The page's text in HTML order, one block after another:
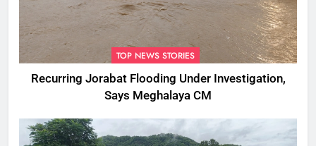
TOP NEWS STORIES
Recurring Jorabat Flooding Under Investigation,
Says Meghalaya CM